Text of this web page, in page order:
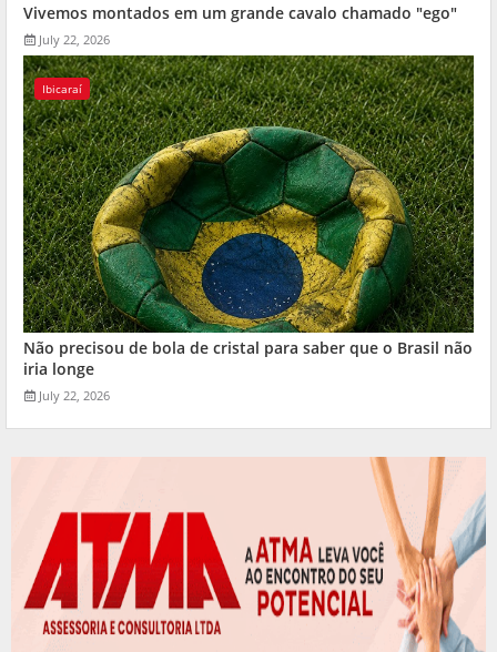
Vivemos montados em um grande cavalo chamado "ego"
July 22, 2026
Ibicaraí
Não precisou de bola de cristal para saber que o Brasil não
iria longe
July 22, 2026